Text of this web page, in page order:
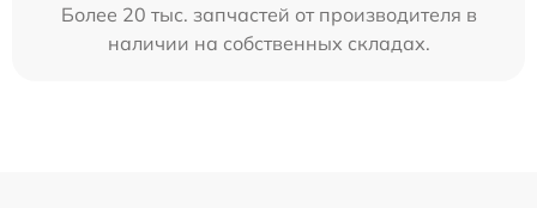
Более 20 тыс. запчастей от производителя в
наличии на собственных складах.